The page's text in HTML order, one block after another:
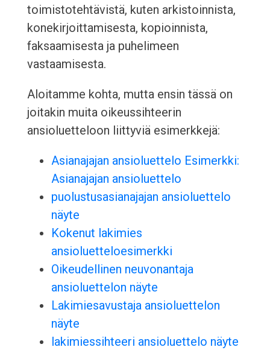
toimistotehtävistä, kuten arkistoinnista,
konekirjoittamisesta, kopioinnista,
faksaamisesta ja puhelimeen
vastaamisesta.
Aloitamme kohta, mutta ensin tässä on
joitakin muita oikeussihteerin
ansioluetteloon liittyviä esimerkkejä:
Asianajajan ansioluettelo Esimerkki:
Asianajajan ansioluettelo
puolustusasianajajan ansioluettelo
näyte
Kokenut lakimies
ansioluetteloesimerkki
Oikeudellinen neuvonantaja
ansioluettelon näyte
Lakimiesavustaja ansioluettelon
näyte
lakimiessihteeri ansioluettelo näyte